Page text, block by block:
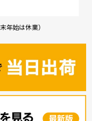
年始は休業）